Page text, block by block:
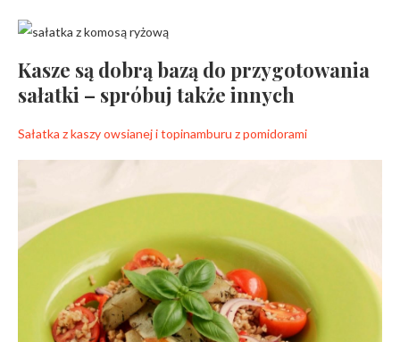
Kasze są dobrą bazą do przygotowania
sałatki – spróbuj także innych
Sałatka z kaszy owsianej i topinamburu z pomidorami